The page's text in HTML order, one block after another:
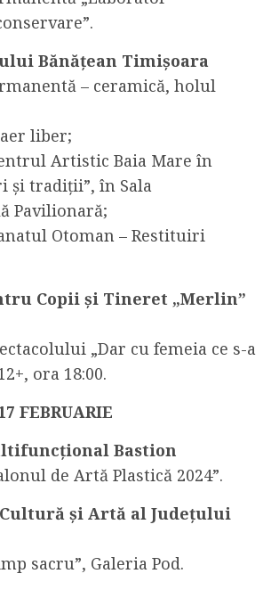
Bănățean Timișoara
– ceramică, holul
liber;
Artistic Baia Mare în
și tradiții”, în Sala
Pavilionară;
Otoman – Restituiri
Copii și Tineret „Merlin”
„Dar cu femeia ce s-a
ora 18:00.
FEBRUARIE
Bastion
de Artă Plastică 2024”.
și Artă al Județului
sacru”, Galeria Pod.